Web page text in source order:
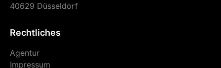
40629 Düsseldorf
Rechtliches
Agentur
Impressum